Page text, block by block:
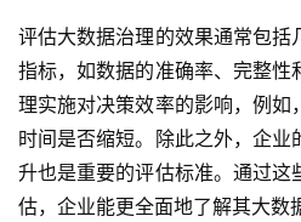
评估大数据治理的效果通常包括
指标，如数据的准确率、完整性
理实施对决策效率的影响，例如
时间是否缩短。除此之外，企业
升也是重要的评估标准。通过这
估，企业能更全面地了解其大数